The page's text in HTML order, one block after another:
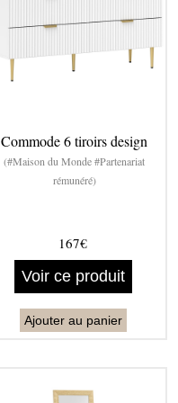
Commode 6 tiroirs design
(#Maison du Monde #Partenariat
rémunéré)
167€
Voir ce produit
Ajouter au panier